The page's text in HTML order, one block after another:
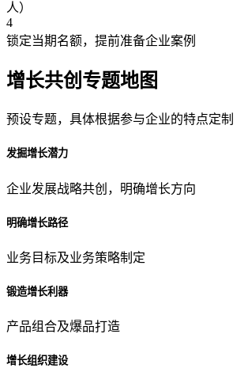
人）
4
锁定当期名额，提前准备企业案例
增长共创专题地图
预设专题，具体根据参与企业的特点定制
发掘增长潜力
企业发展战略共创，明确增长方向
明确增长路径
业务目标及业务策略制定
锻造增长利器
产品组合及爆品打造
增长组织建设